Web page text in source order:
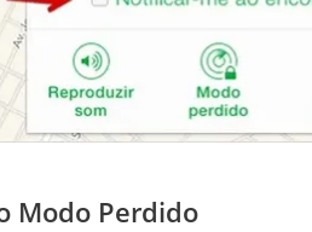
Modo Perdido